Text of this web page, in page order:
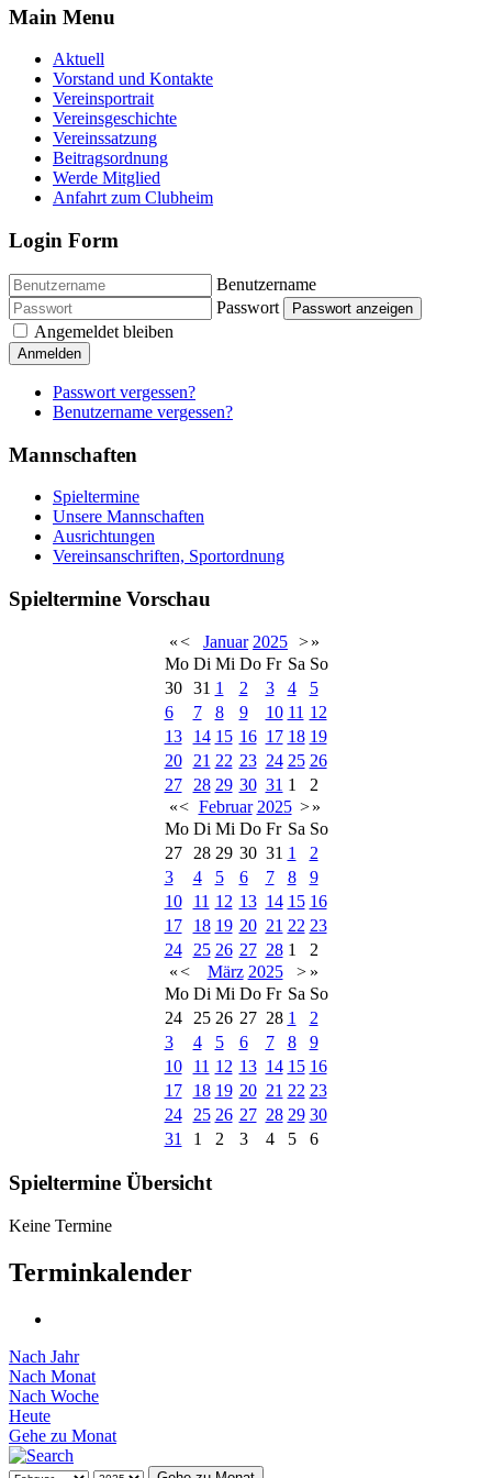
Main Menu
Aktuell
Vorstand und Kontakte
Vereinsportrait
Vereinsgeschichte
Vereinssatzung
Beitragsordnung
Werde Mitglied
Anfahrt zum Clubheim
Login Form
Benutzername
Passwort
Passwort anzeigen
Angemeldet bleiben
Anmelden
Passwort vergessen?
Benutzername vergessen?
Mannschaften
Spieltermine
Unsere Mannschaften
Ausrichtungen
Vereinsanschriften, Sportordnung
Spieltermine Vorschau
«< Januar 2025 >»
Mo Di Mi Do Fr Sa So
30
31 1 2 3 4
5
6
7 8 9 10 11 12
13
14 15 16 17 18 19
20
21 22 23 24 25 26
27
28 29 30 31 1
2
«< Februar 2025 >»
Mo Di Mi Do Fr Sa So
27
28 29 30 31 1
2
3
4 5 6 7 8
9
10
11 12 13 14 15 16
17
18 19 20 21 22 23
24
25 26 27 28 1
2
«< März 2025 > »
Mo Di Mi Do Fr Sa So
24
25 26 27 28 1
2
3
4 5 6 7 8
9
10
11 12 13 14 15 16
17
18 19 20 21 22 23
24
25 26 27 28 29 30
31
1 2 3 4 5 6
Spieltermine Übersicht
Keine Termine
Terminkalender
Nach Jahr
Nach Monat
Nach Woche
Heute
Gehe zu Monat